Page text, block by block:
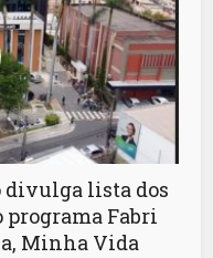
divulga lista dos
programa Fabri
Minha Vida